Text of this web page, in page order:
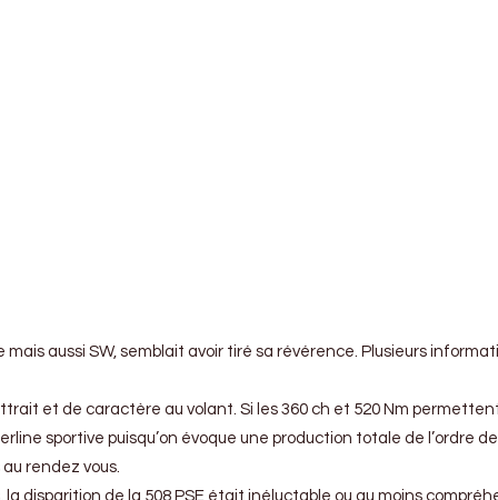
aussi SW, semblait avoir tiré sa révérence. Plusieurs
et de caractère au volant. Si les 360 ch et 520 Nm
sportive puisqu’on évoque une production totale de
rendez vous.
disparition de la 508 PSE était inéluctable ou au moins